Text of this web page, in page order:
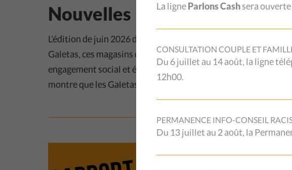
Nouvelles !
L’édition de juin 2026 du journal Les Nouvelles est désormais
Galetas, ces magasins de seconde main qui, depuis plus de
engagement social et écologie dans tout le canton de Vaud. À
montre que les Galetas sont bien plus que des […]
La ligneParlons Cashsera
CONSULTATION COUPLE ET
Du 6 juillet au 14 août, la ligne
12h00.
PERMANENCE INFO-CONSEIL
Du 13 juillet au 2 août, la